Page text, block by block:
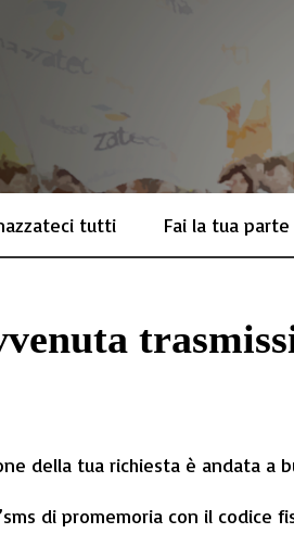
tutti Fai la tua parte
della tua richiesta è andata a
di promemoria con il codice